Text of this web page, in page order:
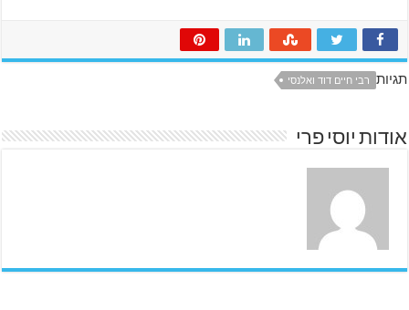
תגיות רבי חיים דוד ואלנסי
אודות יוסי פרי